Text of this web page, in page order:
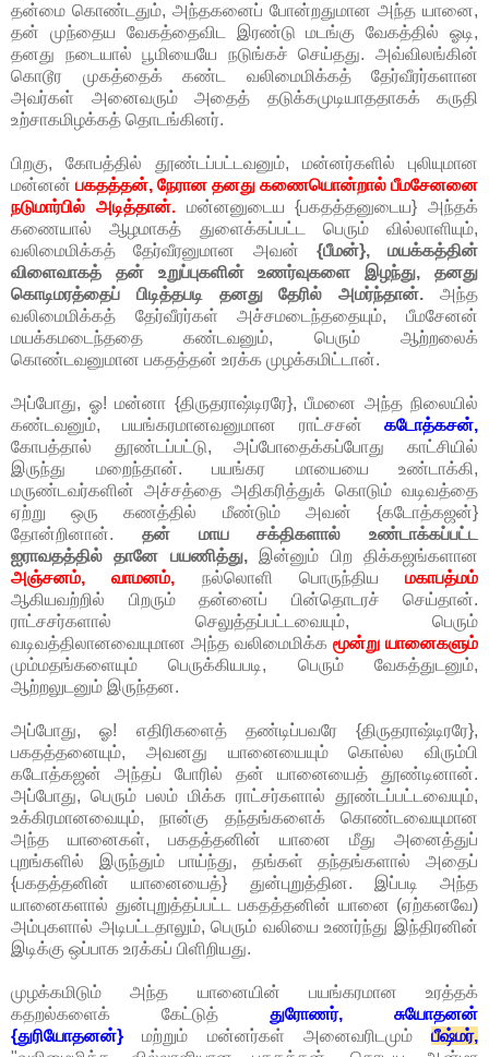
தன்மை கொண்டதும், அந்தகனைப் போன்றதுமான அந்த யானை,
தன் முந்தைய வேகத்தைவிட இரண்டு மடங்கு வேகத்தில் ஓடி,
தனது நடையால் பூமியையே நடுங்கச் செய்தது. அவ்விலங்கின்
கொடூர முகத்தைக் கண்ட வலிமைமிக்கத் தேர்வீரர்களான
அவர்கள் அனைவரும் அதைத் தடுக்கமுடியாததாகக் கருதி
உற்சாகமிழக்கத் தொடங்கினர்.
பிறகு, கோபத்தில் தூண்டப்பட்டவனும், மன்னர்களில் புலியுமான
மன்னன் பகதத்தன், நேரான தனது கணையொன்றால் பீமசேனனை
நடுமார்பில் அடித்தான்.மன்னனுடைய {பகதத்தனுடைய} அந்தக்
கணையால் ஆழமாகத் துளைக்கப்பட்ட பெரும் வில்லாளியும்,
வலிமைமிக்கத் தேர்வீரனுமான அவன் {பீமன்}, மயக்கத்தின்
விளைவாகத் தன் உறுப்புகளின் உணர்வுகளை இழந்து, தனது
கொடிமரத்தைப் பிடித்தபடி தனது தேரில் அமர்ந்தான். அந்த
வலிமைமிக்கத் தேர்வீரர்கள் அச்சமடைந்ததையும், பீமசேனன்
மயக்கமடைந்ததை கண்டவனும், பெரும் ஆற்றலைக்
கொண்டவனுமான பகதத்தன் உரக்க முழக்கமிட்டான்.
அப்போது, ஓ! மன்னா {திருதராஷ்டிரரே}, பீமனை அந்த நிலையில்
கண்டவனும், பயங்கரமானவனுமான ராட்சசன் கடோத்கசன்,
கோபத்தால் தூண்டப்பட்டு, அப்போதைக்கப்போது காட்சியில்
இருந்து மறைந்தான். பயங்கர மாயையை உண்டாக்கி,
மருண்டவர்களின் அச்சத்தை அதிகரித்துக் கொடும் வடிவத்தை
ஏற்று ஒரு கணத்தில் மீண்டும் அவன் {கடோத்கஜன்}
தோன்றினான். தன் மாய சக்திகளால் உண்டாக்கப்பட்ட
ஐராவதத்தில் தானே பயணித்து,இன்னும் பிற திக்கஜங்களான
அஞ்சனம், வாமனம், நல்லொளி பொருந்திய மகாபத்மம்
ஆகியவற்றில் பிறரும் தன்னைப் பின்தொடரச் செய்தான்.
ராட்சசர்களால் செலுத்தப்பட்டவையும், பெரும்
வடிவத்திலானவையுமான அந்த வலிமைமிக்க மூன்று யானைகளும்
மும்மதங்களையும் பெருக்கியபடி, பெரும் வேகத்துடனும்,
ஆற்றலுடனும் இருந்தன.
அப்போது, ஓ! எதிரிகளைத் தண்டிப்பவரே {திருதராஷ்டிரரே},
பகதத்தனையும், அவனது யானையையும் கொல்ல விரும்பி
கடோத்கஜன் அந்தப் போரில் தன் யானையைத் தூண்டினான்.
அப்போது, பெரும் பலம் மிக்க ராட்சர்களால் தூண்டப்பட்டவையும்,
உக்கிரமானவையும், நான்கு தந்தங்களைக் கொண்டவையுமான
அந்த யானைகள், பகதத்தனின் யானை மீது அனைத்துப்
புறங்களில் இருந்தும் பாய்ந்து, தங்கள் தந்தங்களால் அதைப்
{பகதத்தனின் யானையைத்} துன்புறுத்தின. இப்படி அந்த
யானைகளால் துன்புறுத்தப்பட்ட பகதத்தனின் யானை (ஏற்கனவே)
அம்புகளால் அடிபட்டதாலும், பெரும் வலியை உணர்ந்து இந்திரனின்
இடிக்கு ஒப்பாக உரக்கப் பிளிறியது.
முழக்கமிடும் அந்த யானையின் பயங்கரமான உரத்தக்
கதறல்களைக் கேட்டுத் துரோணர், சுயோதனன்
{துரியோதனன்} மற்றும் மன்னர்கள் அனைவரிடமும் பீஷ்மர்,